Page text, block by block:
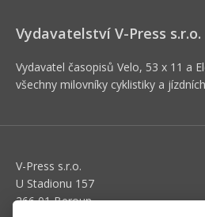
Vydavatelství V-Press s.r.o.
Vydavatel časopisů Velo, 53 x 11 a
všechny milovníky cyklistiky a
V-Press s.r.o.
U Stadionu 157
266 01 Beroun